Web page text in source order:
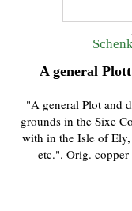
A general
"A general Plot and
grounds in the Sixe
with in the Isle of
etc.". Orig.